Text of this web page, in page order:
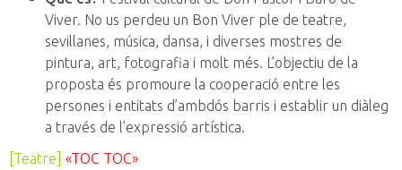
Viver. No us perdeu un Bon Viver ple de teatre,
sevillanes, música, dansa, i diverses mostres de
pintura, art, fotografia i molt més. L’objectiu de la
proposta és promoure la cooperació entre les
persones i entitats d’ambdós barris i establir un diàleg
a través de l’expressió artística.
[Teatre]
«TOC TOC»